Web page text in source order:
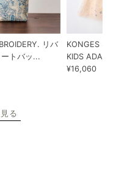
リバ
トバッ...
KONGES
KIDS ADA...
¥16,060
る